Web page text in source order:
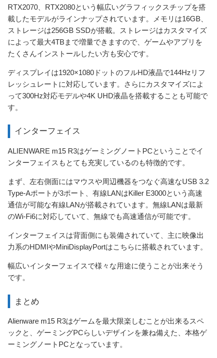
RTX2070、RTX2080という幅広いグラフィックスチップを搭
載したモデルがラインナップされています。メモリは16GB、
ストレージは256GB SSDが搭載。ストレージはカスタマイズ
によって最大4TBまで増量できますので、ゲームやアプリを
たくさんインストールしたい方も安心です。
ディスプレイは1920×1080ドットのフルHD液晶で144Hzリフ
レッシュレートに対応しています。さらにカスタマイズによ
って300Hz対応モデルや4K UHD液晶を搭載することも可能で
す。
インターフェイス
ALIENWARE m15 R3はゲーミングノートPCということでイ
ンターフェイスもとても充実しているのも特徴的です。
まず、左右側面にはマウスや周辺機器をつなぐ高速なUSB 3.2
Type-Aポートが3ポート、有線LANはKiller E3000という高速
通信が可能な有線LANが搭載されています。無線LANは最新
のWi-Fi6に対応していて、無線でも高速通信が可能です。
インターフェイスは背面側にも装備されていて、主に映像出
力系のHDMIやMiniDisplayPortはこちらに搭載されています。
幅広いインターフェイスで様々な用途に使うことが出来そう
です。
まとめ
Alienware m15 R3はゲームを最大限楽しむことが出来るスペ
ックと、ゲーミングPCらしいデザインを兼ね備えた、本格ゲ
ーミングノートPCとなっています。